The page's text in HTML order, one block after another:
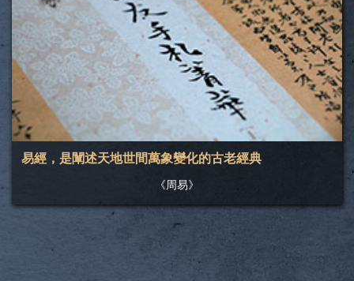
易經，是闡述天地世間萬象變化的古老經典
《周易》